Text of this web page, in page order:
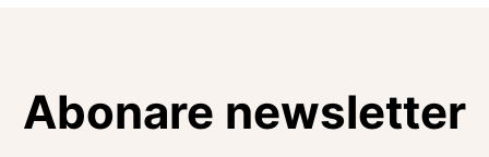
Abonare newsletter